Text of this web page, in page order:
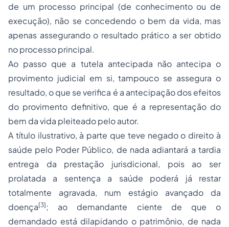
de um processo principal (de conhecimento ou de
execução), não se concedendo o bem da vida, mas
apenas assegurando o resultado prático a ser obtido
no processo principal.
Ao passo que a tutela antecipada não antecipa o
provimento judicial em si, tampouco se assegura o
resultado, o que se verifica é a antecipação dos efeitos
do provimento definitivo, que é a representação do
bem da vida pleiteado pelo autor.
A título ilustrativo, à parte que teve negado o direito à
saúde pelo Poder Público, de nada adiantará a tardia
entrega da prestação jurisdicional, pois ao ser
prolatada a sentença a saúde poderá já restar
totalmente agravada, num estágio avançado da
doença[3] ; ao demandante ciente de que o
demandado está dilapidando o patrimônio, de nada